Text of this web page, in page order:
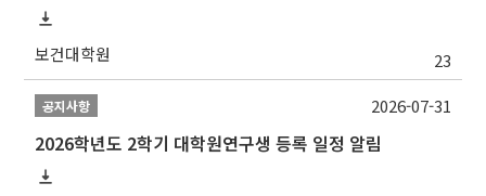
보건대학원 23
공지사항
2026학년도 2학기 대학원연구생 등록 일정 알림
2026-07-31